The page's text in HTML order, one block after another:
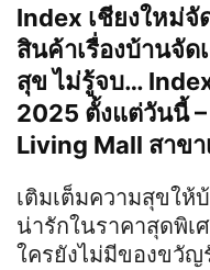
Index เชียงใหม่จั
สินค้าเรื่องบ้านจั
สุข ไม่รู้จบ…
2025 ตั้งแต่วันนี้
Living Mall สาขา
เติมเต็มความสุขให้
น่ารักในราคาสุดพิเ
ใครยังไม่มีของขวั